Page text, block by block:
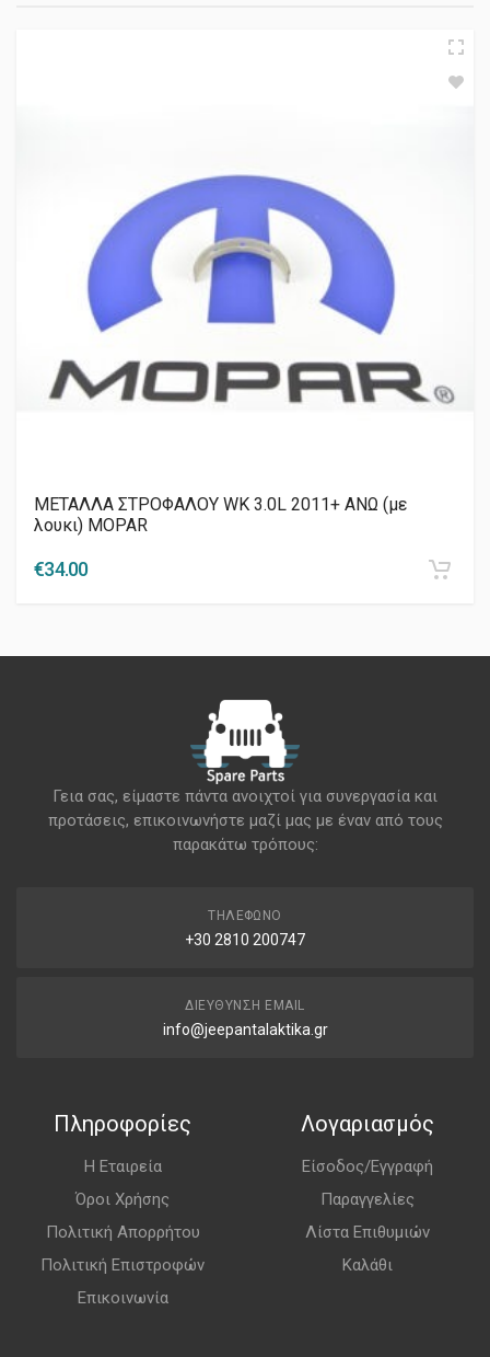
ΜΕΤΑΛΛΑ ΣΤΡΟΦΑΛΟΥ WK 3.0L 2011+ ΑΝΩ (με
λουκι) MOPAR
€34.00
Γεια σας, είμαστε πάντα ανοιχτοί για συνεργασία και
προτάσεις, επικοινωνήστε μαζί μας με έναν από τους
παρακάτω τρόπους:
ΤΗΛΈΦΩΝΟ
+30 2810 200747
ΔΙΕΎΘΥΝΣΗ EMAIL
info@jeepantalaktika.gr
Πληροφορίες
Η Εταιρεία
Όροι Χρήσης
Πολιτική Απορρήτου
Πολιτική Επιστροφών
Επικοινωνία
Λογαριασμός
Είσοδος/Εγγραφή
Παραγγελίες
Λίστα Επιθυμιών
Καλάθι